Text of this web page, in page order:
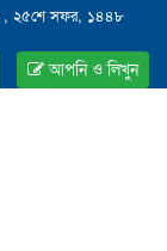
, ২৫শে সফর, ১৪৪৮
আপনি ও লিখুন